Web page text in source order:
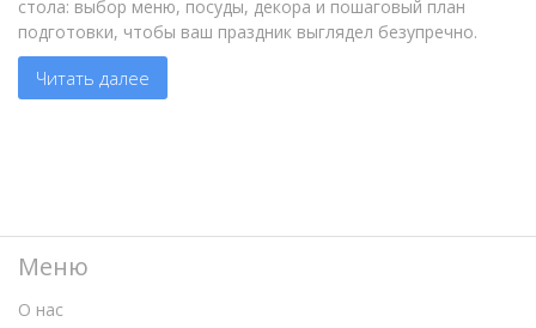
стола: выбор меню, посуды, декора и пошаговый план
подготовки, чтобы ваш праздник выглядел безупречно.
Читать далее
Меню
О нас